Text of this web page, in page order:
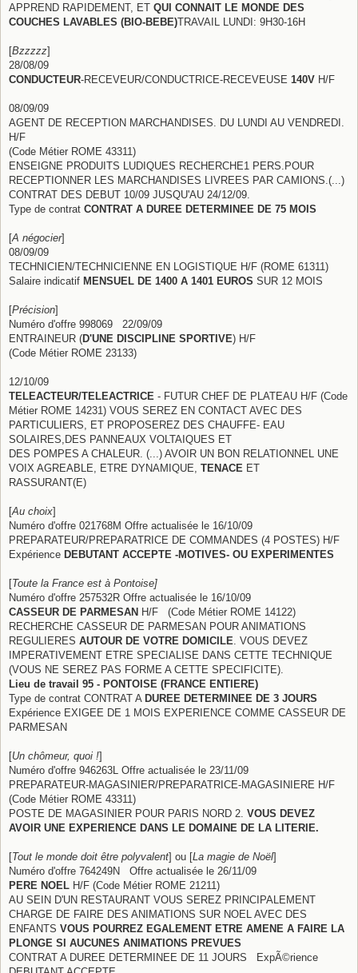
APPREND RAPIDEMENT, ET QUI CONNAIT LE MONDE DES
COUCHES LAVABLES (BIO-BEBE)TRAVAIL LUNDI: 9H30-16H
[Bzzzzz]
28/08/09
CONDUCTEUR-RECEVEUR/CONDUCTRICE-RECEVEUSE 140V H/F
08/09/09
AGENT DE RECEPTION MARCHANDISES. DU LUNDI AU VENDREDI.
H/F
(Code Métier ROME 43311)
ENSEIGNE PRODUITS LUDIQUES RECHERCHE1 PERS.POUR
RECEPTIONNER LES MARCHANDISES LIVREES PAR CAMIONS.(...)
CONTRAT DES DEBUT 10/09 JUSQU'AU 24/12/09.
Type de contrat CONTRAT A DUREE DETERMINEE DE 75 MOIS
[A négocier]
08/09/09
TECHNICIEN/TECHNICIENNE EN LOGISTIQUE H/F (ROME 61311)
Salaire indicatif MENSUEL DE 1400 A 1401 EUROS SUR 12 MOIS
[Précision]
Numéro d'offre 998069 22/09/09
ENTRAINEUR (D'UNE DISCIPLINE SPORTIVE) H/F
(Code Métier ROME 23133)
12/10/09
TELEACTEUR/TELEACTRICE - FUTUR CHEF DE PLATEAU H/F (Code
Métier ROME 14231) VOUS SEREZ EN CONTACT AVEC DES
PARTICULIERS, ET PROPOSEREZ DES CHAUFFE- EAU
SOLAIRES,DES PANNEAUX VOLTAIQUES ET
DES POMPES A CHALEUR. (...) AVOIR UN BON RELATIONNEL UNE
VOIX AGREABLE, ETRE DYNAMIQUE, TENACE ET
RASSURANT(E)
[Au choix]
Numéro d'offre 021768M Offre actualisée le 16/10/09
PREPARATEUR/PREPARATRICE DE COMMANDES (4 POSTES) H/F
Expérience DEBUTANT ACCEPTE -MOTIVES- OU EXPERIMENTES
[Toute la France est à Pontoise]
Numéro d'offre 257532R Offre actualisée le 16/10/09
CASSEUR DE PARMESAN H/F (Code Métier ROME 14122)
RECHERCHE CASSEUR DE PARMESAN POUR ANIMATIONS
REGULIERES AUTOUR DE VOTRE DOMICILE . VOUS DEVEZ
IMPERATIVEMENT ETRE SPECIALISE DANS CETTE TECHNIQUE
(VOUS NE SEREZ PAS FORME A CETTE SPECIFICITE).
Lieu de travail 95 - PONTOISE (FRANCE ENTIERE)
Type de contrat CONTRAT A DUREE DETERMINEE DE 3 JOURS
Expérience EXIGEE DE 1 MOIS EXPERIENCE COMME CASSEUR DE
PARMESAN
[Un chômeur, quoi !]
Numéro d'offre 946263L Offre actualisée le 23/11/09
PREPARATEUR-MAGASINIER/PREPARATRICE-MAGASINIERE H/F
(Code Métier ROME 43311)
POSTE DE MAGASINIER POUR PARIS NORD 2. VOUS DEVEZ
AVOIR UNE EXPERIENCE DANS LE DOMAINE DE LA LITERIE.
[Tout le monde doit être polyvalent] ou [La magie de Noël]
Numéro d'offre 764249N Offre actualisée le 26/11/09
PERE NOEL H/F (Code Métier ROME 21211)
AU SEIN D'UN RESTAURANT VOUS SEREZ PRINCIPALEMENT
CHARGE DE FAIRE DES ANIMATIONS SUR NOEL AVEC DES
ENFANTS VOUS POURREZ EGALEMENT ETRE AMENE A FAIRE LA
PLONGE SI AUCUNES ANIMATIONS PREVUES
CONTRAT A DUREE DETERMINEE DE 11 JOURS ExpÃ©rience